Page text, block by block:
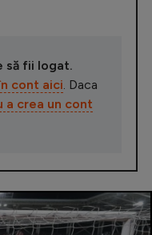
să fii logat.
cont aici . Daca
a crea un cont